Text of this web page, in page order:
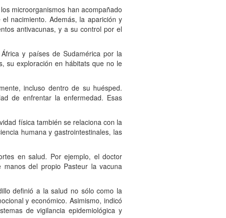
microorganismos han acompañado
nacimiento. Además, la aparición y
antivacunas, y a su control por el
y países de Sudamérica por la
su exploración en hábitats que no le
incluso dentro de su huésped.
de enfrentar la enfermedad. Esas
física también se relaciona con la
humana y gastrointestinales, las
en salud. Por ejemplo, el doctor
del propio Pasteur la vacuna
definió a la salud no sólo como la
y económico. Asimismo, indicó
de vigilancia epidemiológica y